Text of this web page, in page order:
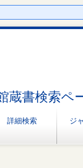
蔵書検索ペ
詳細検索 ジ